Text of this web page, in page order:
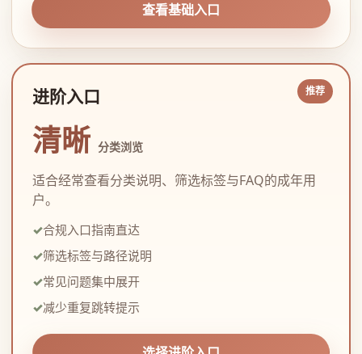
查看基础入口
进阶入口
清晰 分类浏览
适合经常查看分类说明、筛选标签与FAQ的成年用
户。
合规入口指南直达
筛选标签与路径说明
常见问题集中展开
减少重复跳转提示